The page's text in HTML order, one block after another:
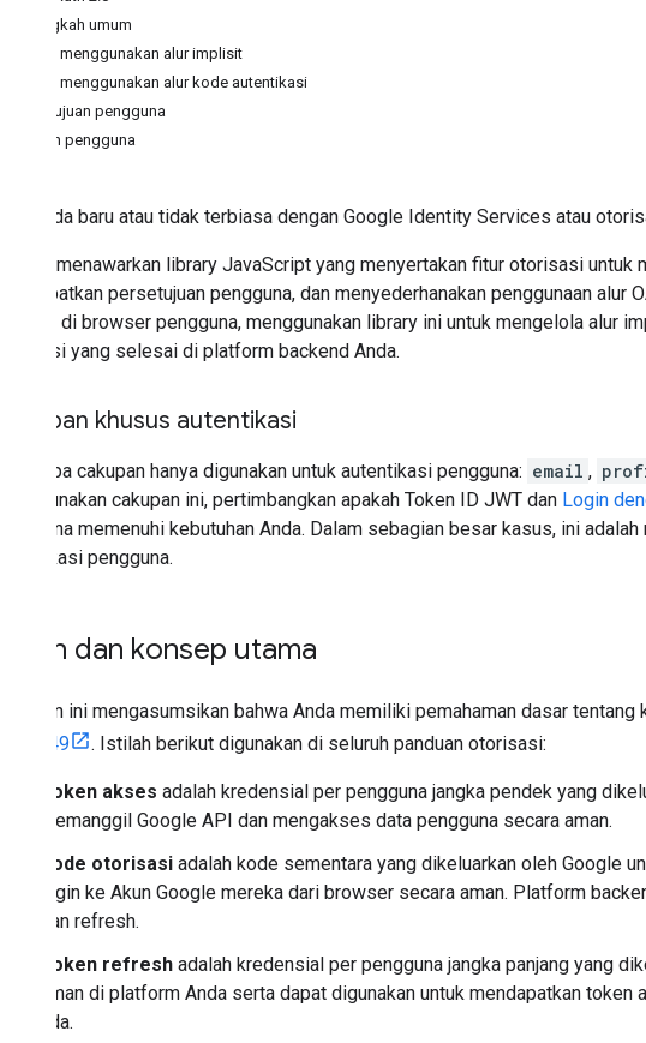
Langkah umum
Saat menggunakan alur implisit
Saat menggunakan alur kode autentikasi
Persetujuan pengguna
Akun pengguna
Jika Anda baru atau tidak terbiasa dengan Google Identity Services atau
Google menawarkan library JavaScript yang menyertakan fitur otorisasi untuk
mendapatkan persetujuan pengguna, dan menyederhanakan penggunaan alur
berjalan di browser pengguna, menggunakan library ini untuk mengelola alur
otorisasi yang selesai di platform backend Anda.
Cakupan khusus autentikasi
Beberapa cakupan hanya digunakan untuk autentikasi pengguna: email ,
menggunakan cakupan ini, pertimbangkan apakah Token ID JWT dan Login
pengguna memenuhi kebutuhan Anda. Dalam sebagian besar kasus, ini
autentikasi pengguna.
Istilah dan konsep utama
Panduan ini mengasumsikan bahwa Anda memiliki pemahaman dasar
RFC6749
. Istilah berikut digunakan di seluruh panduan otorisasi:
Token akses adalah kredensial per pengguna jangka pendek yang
memanggil Google API dan mengakses data pengguna secara aman.
Kode otorisasi adalah kode sementara yang dikeluarkan oleh Google
login ke Akun Google mereka dari browser secara aman. Platform
dan refresh.
Token refresh adalah kredensial per pengguna jangka panjang yang
aman di platform Anda serta dapat digunakan untuk mendapatkan
ada.